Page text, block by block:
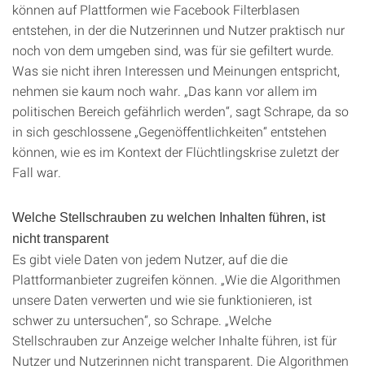
können auf Plattformen wie Facebook Filterblasen
entstehen, in der die Nutzerinnen und Nutzer praktisch nur
noch von dem umgeben sind, was für sie gefiltert wurde.
Was sie nicht ihren Interessen und Meinungen entspricht,
nehmen sie kaum noch wahr. „Das kann vor allem im
politischen Bereich gefährlich werden“, sagt Schrape, da so
in sich geschlossene „Gegenöffentlichkeiten“ entstehen
können, wie es im Kontext der Flüchtlingskrise zuletzt der
Fall war.
Welche Stellschrauben zu welchen Inhalten führen, ist
nicht transparent
Es gibt viele Daten von jedem Nutzer, auf die die
Plattformanbieter zugreifen können. „Wie die Algorithmen
unsere Daten verwerten und wie sie funktionieren, ist
schwer zu untersuchen“, so Schrape. „Welche
Stellschrauben zur Anzeige welcher Inhalte führen, ist für
Nutzer und Nutzerinnen nicht transparent. Die Algorithmen